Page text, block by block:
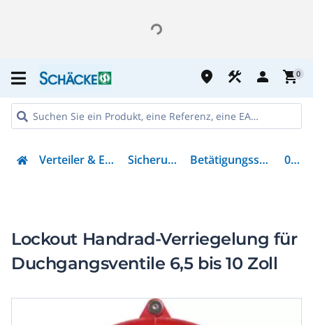
place construction person shopping_cart0
Verteiler & Energieverteilung Sicherungsmaterial Betätigungssperre für Schalter 00366
Lockout Handrad-Verriegelung für
Duchgangsventile 6,5 bis 10 Zoll